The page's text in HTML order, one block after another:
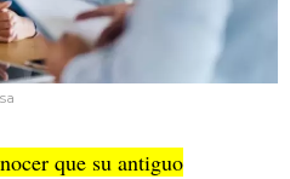
que su antiguo